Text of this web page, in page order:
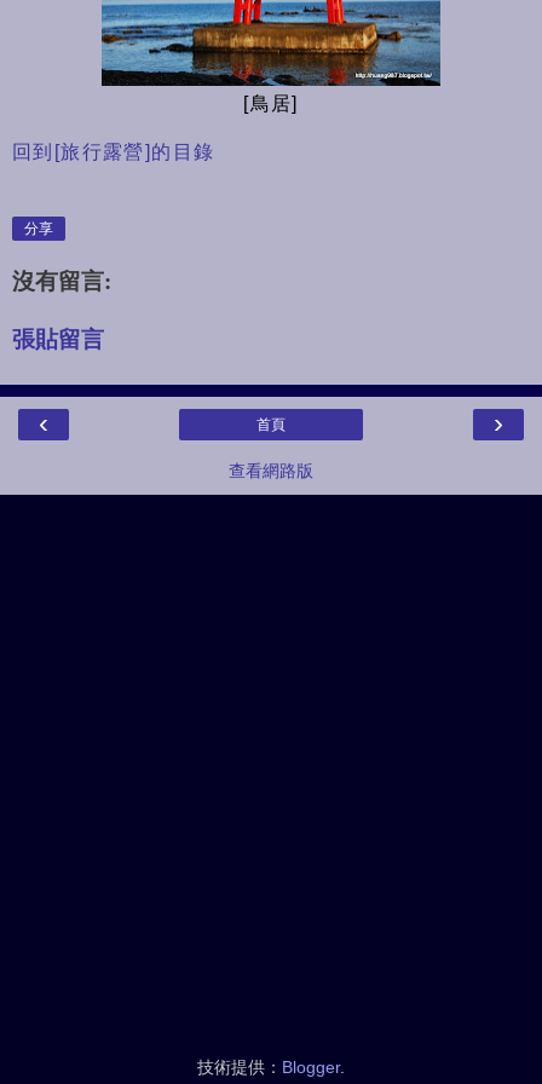
[鳥居]
回到[旅行露營]的目錄
分享
沒有留言:
張貼留言
‹ ›
首頁
查看網路版
技術提供： Blogger.